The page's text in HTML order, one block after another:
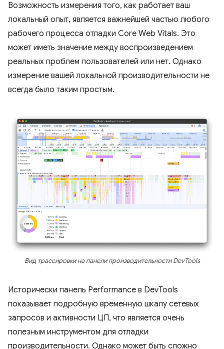
Возможность измерения того, как работает ваш
локальный опыт, является важнейшей частью любого
рабочего процесса отладки Core Web Vitals. Это
может иметь значение между воспроизведением
реальных проблем пользователей или нет. Однако
измерение вашей локальной производительности не
всегда было таким простым.
Вид трассировки на панели производительности DevTools
Исторически панель Performance в DevTools
показывает подробную временную шкалу сетевых
запросов и активности ЦП, что является очень
полезным инструментом для отладки
производительности. Однако может быть сложно